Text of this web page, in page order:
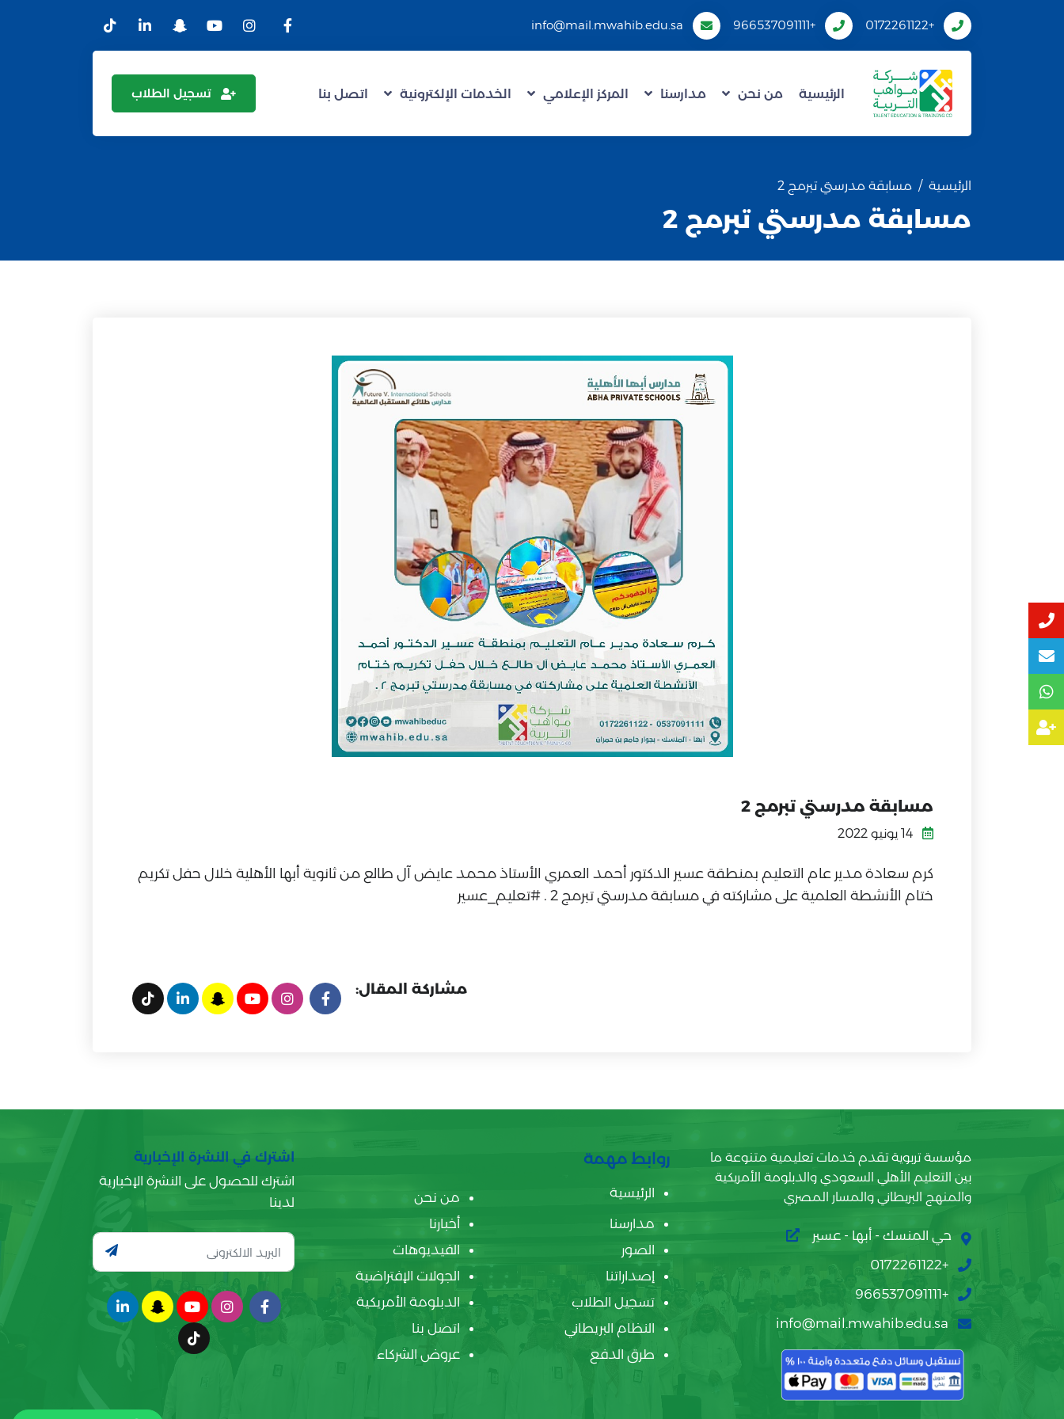
+0172261122
+966537091111
info@mail.mwahib.edu.sa
الرئيسية من نحن مدارسنا المركز الإعلامي الخدمات الإلكترونية اتصل بنا تسجيل الطلاب
الرئيسية مسابقة مدرستي تبرمج 2
مسابقة مدرستي تبرمج 2
مسابقة مدرستي تبرمج 2
كرم سعادة مدير عام التعليم بمنطقة عسير الدكتور أحمد العمري الأستاذ محمد عايض آل طالع من ثانوية أبها الأهلية خلال حفل تكريم
ختام الأنشطة العلمية على مشاركته في مسابقة مدرستي تبرمج 2 .
#تعليم_عسير
مشاركة المقال:
مؤسسة تربوية تقدم خدمات تعليمية متنوعة ما
بين التعليم الأهلي السعودي والدبلومة الأمريكية
والمنهج البريطاني والمسار المصري
حي المنسك - أبها - عسير
+0172261122
+966537091111
info@mail.mwahib.edu.sa
روابط مهمة
الرئيسية
من نحن
مدارسنا
أخبارنا
الصور
الفيديوهات
إصداراتنا
الجولات الإفتراضية
تسجيل الطلاب
الدبلومة الأمريكية
النظام البريطاني
اتصل بنا
طرق الدفع
عروض الشركاء
اشترك في النشرة الإخبارية
اشترك للحصول على النشرة الإخبارية
لدينا